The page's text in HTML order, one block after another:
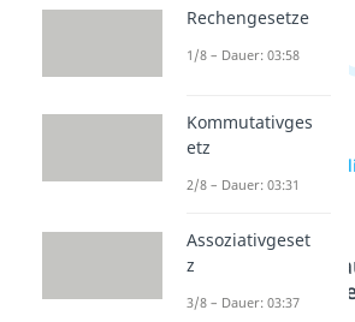
zur Videoseite:
Ordinalzahlen
Beliebte Inhalte
Rechengesetze
1/8 – Dauer: 03:58
Kommutativges
etz
2/8 – Dauer: 03:31
Assoziativgeset
z
3/8 – Dauer: 03:37